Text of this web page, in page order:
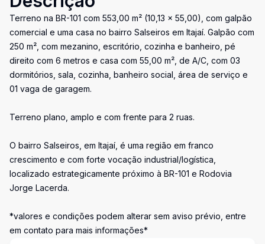
Terreno na BR-101 com 553,00 m² (10,13 x 55,00), com galpão
comercial e uma casa no bairro Salseiros em Itajaí. Galpão com
250 m², com mezanino, escritório, cozinha e banheiro, pé
direito com 6 metros e casa com 55,00 m², de A/C, com 03
dormitórios, sala, cozinha, banheiro social, área de serviço e
01 vaga de garagem.
Terreno plano, amplo e com frente para 2 ruas.
O bairro Salseiros, em Itajaí, é uma região em franco
crescimento e com forte vocação industrial/logística,
localizado estrategicamente próximo à BR-101 e Rodovia
Jorge Lacerda.
*valores e condições podem alterar sem aviso prévio, entre
em contato para mais informações*